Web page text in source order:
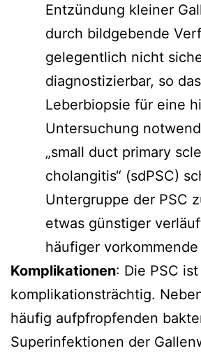
Entzündung kleiner
durch bildgebende
gelegentlich nicht
diagnostizierbar, so
Leberbiopsie für eine
Untersuchung
„small duct primary
cholangitis“ (sdPSC)
Untergruppe der PSC
etwas günstiger
häufiger vorkommende
Komplikationen: Die PSC ist
komplikationsträchtig.
häufig aufpfropfenden
Superinfektionen der